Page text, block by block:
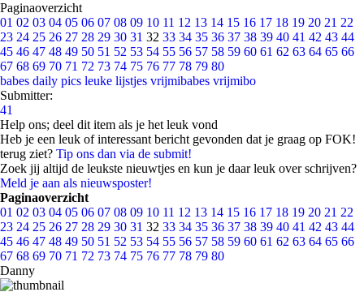
Paginaoverzicht
01 02 03 04 05 06 07 08 09 10 11 12 13 14 15 16 17 18 19 20 21 22
23 24 25 26 27 28 29 30 31 32 33 34 35 36 37 38 39 40 41 42 43 44
45 46 47 48 49 50 51 52 53 54 55 56 57 58 59 60 61 62 63 64 65 66
67 68 69 70 71 72 73 74 75 76 77 78 79 80
babes daily pics leuke lijstjes vrijmibabes vrijmibo
Submitter:
41
Help ons; deel dit item als je het leuk vond
Heb je een leuk of interessant bericht gevonden dat je graag op FOK!
terug ziet? Tip ons dan via de submit!
Zoek jij altijd de leukste nieuwtjes en kun je daar leuk over schrijven?
Meld je aan als nieuwsposter!
Paginaoverzicht
01 02 03 04 05 06 07 08 09 10 11 12 13 14 15 16 17 18 19 20 21 22
23 24 25 26 27 28 29 30 31 32 33 34 35 36 37 38 39 40 41 42 43 44
45 46 47 48 49 50 51 52 53 54 55 56 57 58 59 60 61 62 63 64 65 66
67 68 69 70 71 72 73 74 75 76 77 78 79 80
Danny